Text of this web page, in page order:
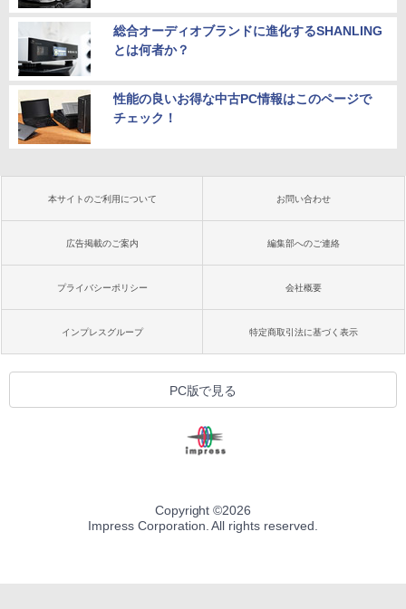
総合オーディオブランドに進化するSHANLING
とは何者か？
性能の良いお得な中古PC情報はこのページで
チェック！
本サイトのご利用について お問い合わせ
広告掲載のご案内 編集部へのご連絡
プライバシーポリシー 会社概要
インプレスグループ 特定商取引法に基づく表示
PC版で見る
Copyright ©2026
Impress Corporation. All rights reserved.